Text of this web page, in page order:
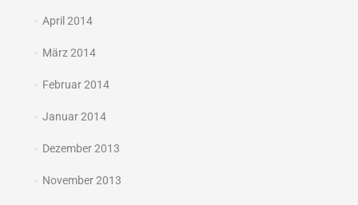
April 2014
März 2014
Februar 2014
Januar 2014
Dezember 2013
November 2013